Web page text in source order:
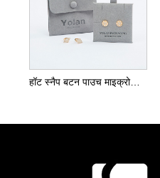
हॉट स्नैप बटन पाउच माइक्रोफाइबर पाउच